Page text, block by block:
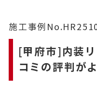
施工事例
[甲府市]内装
コミの評判が